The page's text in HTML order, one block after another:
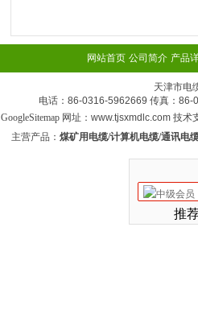
网站首页 公司简介 产品
天津市电
电话：86-0316-5962669 传真：86-
GoogleSitemap网址：www.tjsxmdlc.com 技术
主营产品： 煤矿用电缆/计算机电缆/通讯电
推